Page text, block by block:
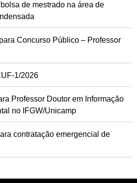
de mestrado na área de
Concurso Público – Professor
1/2026
Professor Doutor em Informação
no IFGW/Unicamp
contratação emergencial de